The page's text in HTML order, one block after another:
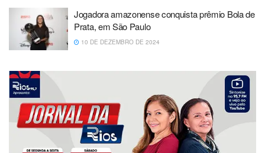
Jogadora amazonense conquista prêmio Bola de
Prata, em São Paulo
10 DE DEZEMBRO DE 2024